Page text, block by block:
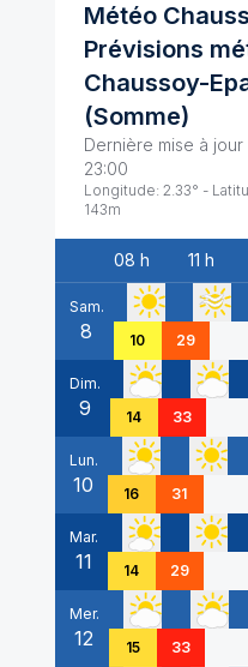
Météo
Prévisions
Chaussoy-
(Somme)
Dernière mise à jour
23:00
Longitude: 2.33° -
143m
Date
08 h 11 h
Sam.
8 10 29
Dim.
9 14 33
Lun.
10 16 31
Mar.
11 14 29
Mer.
12 15 33